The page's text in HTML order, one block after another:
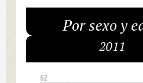
Por sexo y
2011
62